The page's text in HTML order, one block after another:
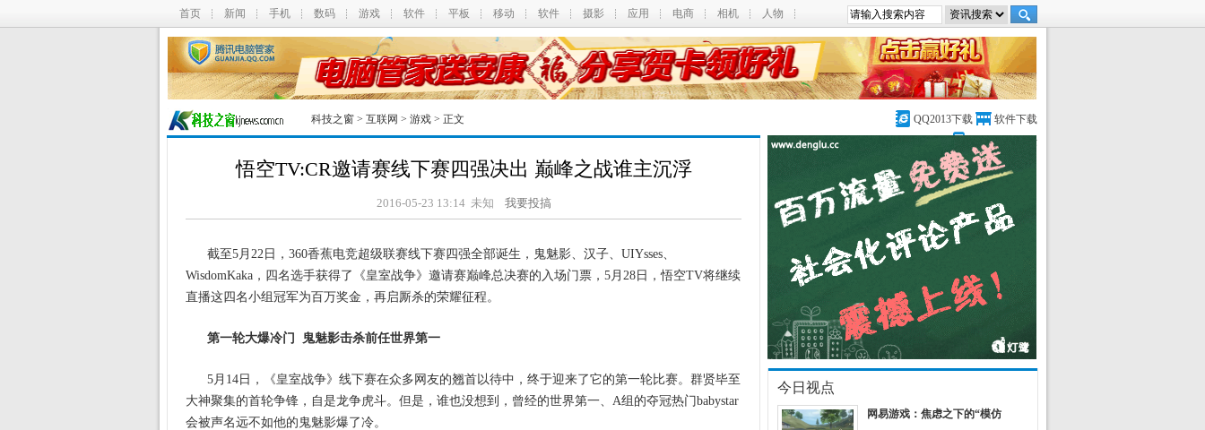
首页 新闻 手机 数码 游戏 软件 平板 移动 软件 摄影 应用 电商 相机 人物
科技之窗 > 互联网 > 游戏 > 正文 软件下载
QQ2013下载
DedeCMS论坛
悟空TV:CR邀请赛线下赛四强决出 巅峰之战谁主沉浮
2016-05-23 13:14 未知 我要投搞
截至5月22日，360香蕉电竞超级联赛线下赛四强全部诞生，鬼魅影、汉子、UIYsses、
WisdomKaka，四名选手获得了《皇室战争》邀请赛巅峰总决赛的入场门票，5月28日，悟空TV将继续
直播这四名小组冠军为百万奖金，再启厮杀的荣耀征程。
第一轮大爆冷门 鬼魅影击杀前任世界第一
5月14日，《皇室战争》线下赛在众多网友的翘首以待中，终于迎来了它的第一轮比赛。群贤毕至
大神聚集的首轮争锋，自是龙争虎斗。但是，谁也没想到，曾经的世界第一、A组的夺冠热门babystar
会被声名远不如他的鬼魅影爆了冷。
今日视点
网易游戏：焦虑之下的“模仿